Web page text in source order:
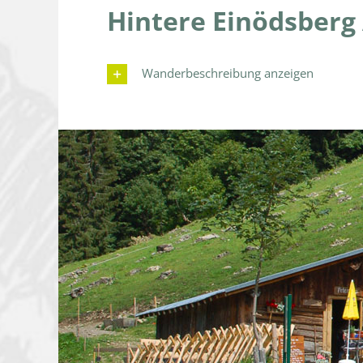
Hintere Einödsberg
Wanderbeschreibung anzeigen